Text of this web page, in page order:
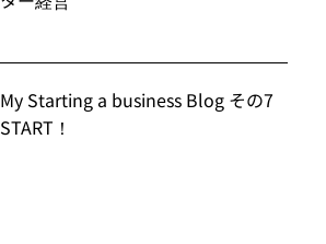
My Starting a business Blog その7
START！